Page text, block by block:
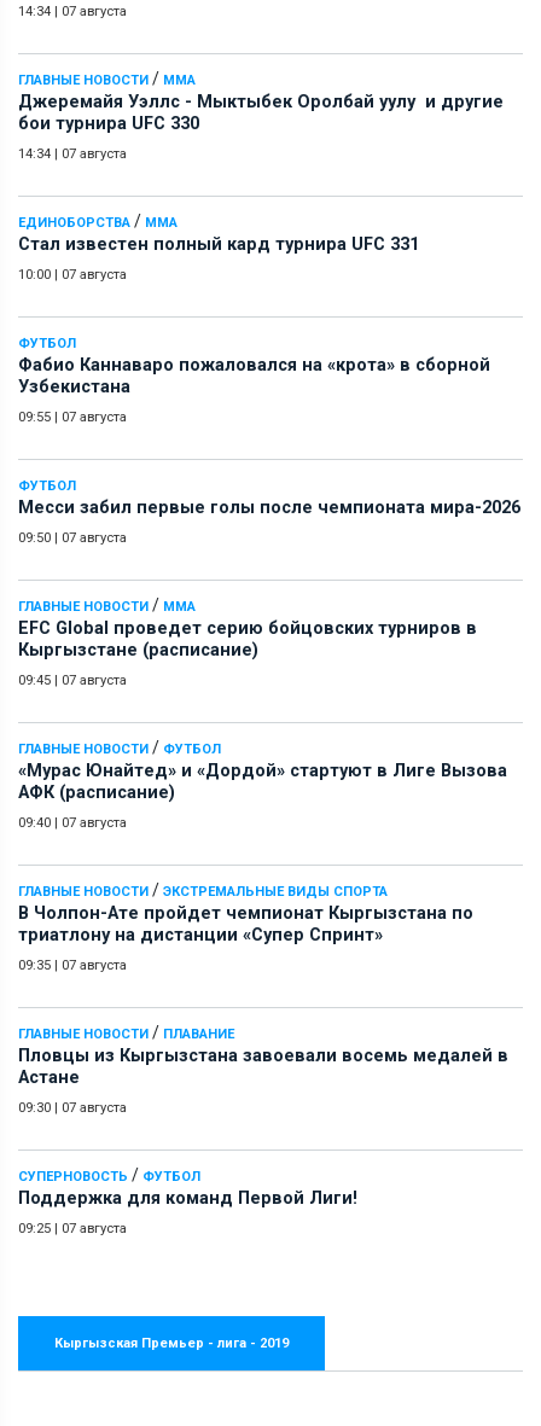
14:34 | 07 августа
ГЛАВНЫЕ НОВОСТИ / ММА
Джеремайя Уэллс - Мыктыбек Оролбай уулу и другие
бои турнира UFC 330
14:34 | 07 августа
ЕДИНОБОРСТВА / ММА
Стал известен полный кард турнира UFC 331
10:00 | 07 августа
ФУТБОЛ
Фабио Каннаваро пожаловался на «крота» в сборной
Узбекистана
09:55 | 07 августа
ФУТБОЛ
Месси забил первые голы после чемпионата мира-2026
09:50 | 07 августа
ГЛАВНЫЕ НОВОСТИ / ММА
EFC Global проведет серию бойцовских турниров в
Кыргызстане (расписание)
09:45 | 07 августа
ГЛАВНЫЕ НОВОСТИ / ФУТБОЛ
«Мурас Юнайтед» и «Дордой» стартуют в Лиге Вызова
АФК (расписание)
09:40 | 07 августа
ГЛАВНЫЕ НОВОСТИ / ЭКСТРЕМАЛЬНЫЕ ВИДЫ СПОРТА
В Чолпон-Ате пройдет чемпионат Кыргызстана по
триатлону на дистанции «Супер Спринт»
09:35 | 07 августа
ГЛАВНЫЕ НОВОСТИ / ПЛАВАНИЕ
Пловцы из Кыргызстана завоевали восемь медалей в
Астане
09:30 | 07 августа
СУПЕРНОВОСТЬ / ФУТБОЛ
Поддержка для команд Первой Лиги!
09:25 | 07 августа
Кыргызская Премьер - лига - 2019